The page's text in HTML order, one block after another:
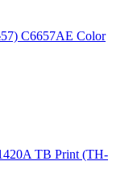
C6657AE Color
TB Print (TH-